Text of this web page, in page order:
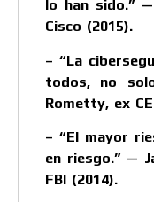
lo han sido.”
Cisco (2015).
– “La
todos, no
Rometty, ex
– “El mayor
en riesgo.” —
FBI (2014).